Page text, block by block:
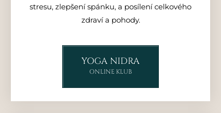
stresu, zlepšení spánku, a posílení celkového
zdraví a pohody.
YOGA NIDRA
ONLINE KLUB